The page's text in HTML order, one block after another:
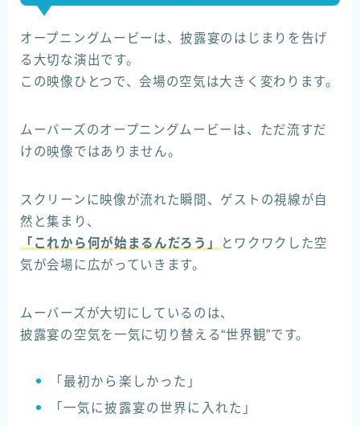
オープニングムービーは、披露宴のはじまりを告げ
る大切な演出です。
この映像ひとつで、会場の空気は大きく変わります。
ムーバーズのオープニングムービーは、ただ流すだ
けの映像ではありません。
スクリーンに映像が流れた瞬間、ゲストの視線が自
然と集まり、
「これから何が始まるんだろう」
とワクワクした空
気が会場に広がっていきます。
ムーバーズが大切にしているのは、
披露宴の空気を一気に切り替える“世界観”です。
「最初から楽しかった」
「一気に披露宴の世界に入れた」